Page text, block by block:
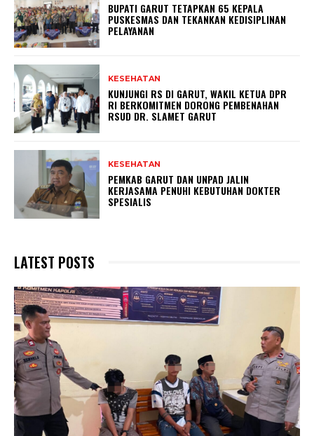
BUPATI GARUT TETAPKAN 65 KEPALA
PUSKESMAS DAN TEKANKAN KEDISIPLINAN
PELAYANAN
KESEHATAN
KUNJUNGI RS DI GARUT, WAKIL KETUA DPR
RI BERKOMITMEN DORONG PEMBENAHAN
RSUD DR. SLAMET GARUT
KESEHATAN
PEMKAB GARUT DAN UNPAD JALIN
KERJASAMA PENUHI KEBUTUHAN DOKTER
SPESIALIS
LATEST POSTS